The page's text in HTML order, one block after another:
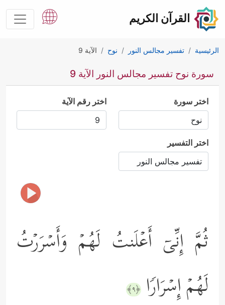
القرآن الكريم
الرئيسية تفسير مجالس النور نوح الآية 9
سورة نوح تفسير مجالس النور الآية 9
اختر سورة اختر رقم الآية
اختر التفسير
ثُمَّ إِنِّیۤ أَعۡلَنتُ لَهُمۡ وَأَسۡرَرۡتُ
لَهُمۡ إِسۡرَارࣰا ﴿٩﴾